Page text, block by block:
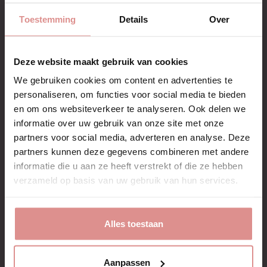
Toestemming Details Over
Deze website maakt gebruik van cookies
We gebruiken cookies om content en advertenties te
personaliseren, om functies voor social media te bieden
en om ons websiteverkeer te analyseren. Ook delen we
informatie over uw gebruik van onze site met onze
partners voor social media, adverteren en analyse. Deze
partners kunnen deze gegevens combineren met andere
informatie die u aan ze heeft verstrekt of die ze hebben
verzameld op basis van uw gebruik van hun services.
Alles toestaan
Aanpassen
Gezichtstonic
€17,90
IN WINKELWAGEN